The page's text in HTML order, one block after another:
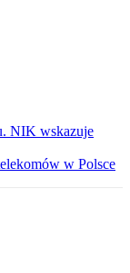
NIK wskazuje
w Polsce